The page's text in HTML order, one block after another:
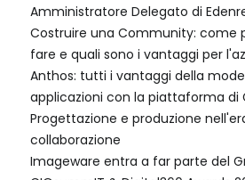
Amministratore Delegato di
Costruire una Community: come
fare e quali sono i vantaggi per
Anthos: tutti i vantaggi della
applicazioni con la piattaforma di
Progettazione e produzione
collaborazione
Imageware entra a far parte del